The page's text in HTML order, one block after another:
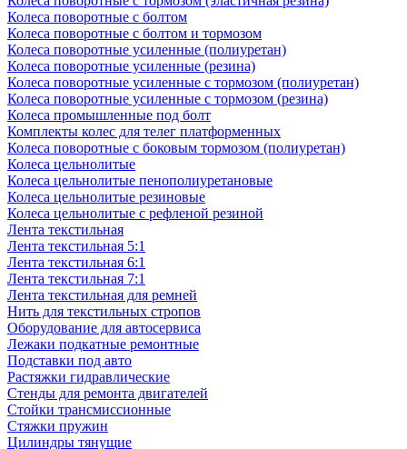
Колеса поворотные с болтом
Колеса поворотные с болтом и тормозом
Колеса поворотные усиленные (полиуретан)
Колеса поворотные усиленные (резина)
Колеса поворотные усиленные с тормозом (полиуретан)
Колеса поворотные усиленные с тормозом (резина)
Колеса промышленные под болт
Комплекты колес для телег платформенных
Колеса поворотные c боковым тормозом (полиуретан)
Колеса цельнолитые
Колеса цельнолитые пенополиуретановые
Колеса цельнолитые резиновые
Колеса цельнолитые с рефленой резиной
Лента текстильная
Лента текстильная 5:1
Лента текстильная 6:1
Лента текстильная 7:1
Лента текстильная для ремней
Нить для текстильных стропов
Оборудование для автосервиса
Лежаки подкатные ремонтные
Подставки под авто
Растяжки гидравлические
Стенды для ремонта двигателей
Стойки трансмиссионные
Стяжки пружин
Цилиндры тянущие